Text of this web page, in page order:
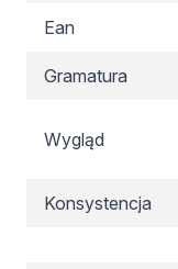
Ean
Gramatura
Wygląd
Konsystencja